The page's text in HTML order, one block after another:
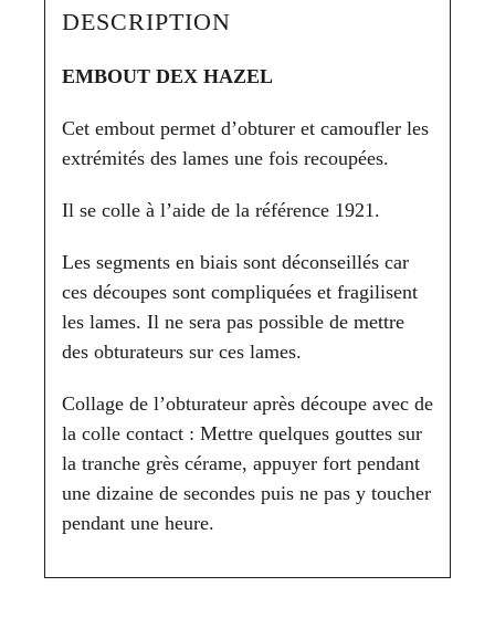
DESCRIPTION
EMBOUT DEX HAZEL
Cet embout permet d’obturer et camoufler les
extrémités des lames une fois recoupées.
Il se colle à l’aide de la référence 1921.
Les segments en biais sont déconseillés car
ces découpes sont compliquées et fragilisent
les lames. Il ne sera pas possible de mettre
des obturateurs sur ces lames.
Collage de l’obturateur après découpe avec de
la colle contact : Mettre quelques gouttes sur
la tranche grès cérame, appuyer fort pendant
une dizaine de secondes puis ne pas y toucher
pendant une heure.